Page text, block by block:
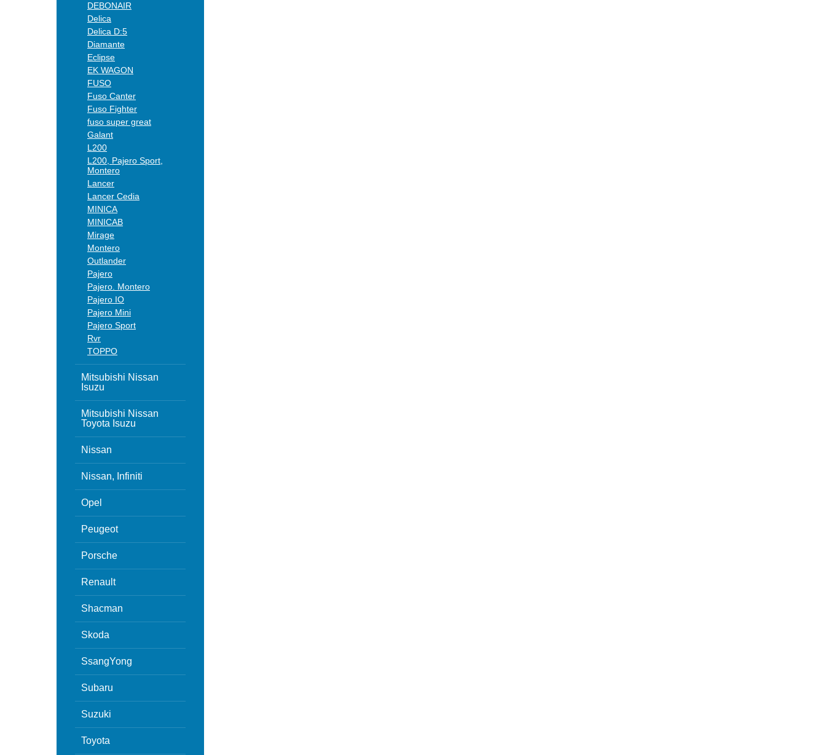
DEBONAIR
Delica
Delica D:5
Diamante
Eclipse
EK WAGON
FUSO
Fuso Canter
Fuso Fighter
fuso super great
Galant
L200
L200, Pajero Sport,
Montero
Lancer
Lancer Cedia
MINICA
MINICAB
Mirage
Montero
Outlander
Pajero
Pajero. Montero
Pajero IO
Pajero Mini
Pajero Sport
Rvr
TOPPO
Mitsubishi Nissan
Isuzu
Mitsubishi Nissan
Toyota Isuzu
Nissan
Nissan, Infiniti
Opel
Peugeot
Porsche
Renault
Shacman
Skoda
SsangYong
Subaru
Suzuki
Toyota